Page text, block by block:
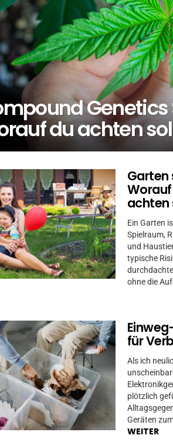
du achten
Garten
achten
Ein Garten
Spielraum,
und
typische
ohne die
für
Als ich
plötzlich
Geräten
WEITER